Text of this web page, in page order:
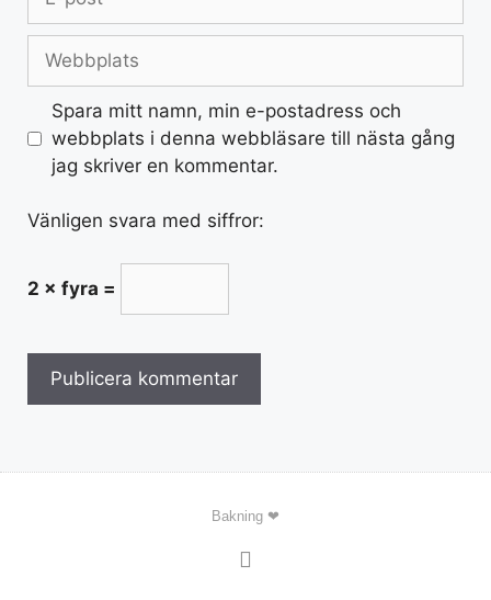
Spara mitt namn, min e-postadress och
webbplats i denna webbläsare till nästa gång
jag skriver en kommentar.
Vänligen svara med siffror:
2 × fyra =
Bakning ❤